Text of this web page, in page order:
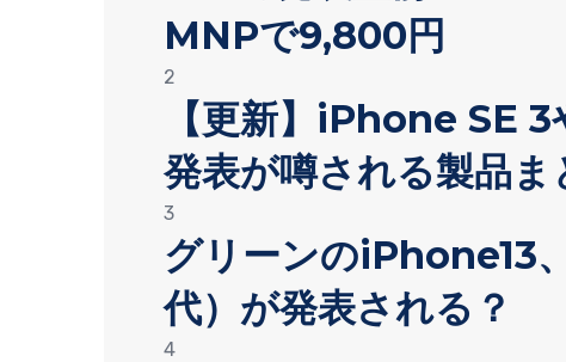
MNPで9,800円
2
【更新】iPhone SE
発表が噂される製品ま
3
グリーンのiPhone13
代）が発表される？
4